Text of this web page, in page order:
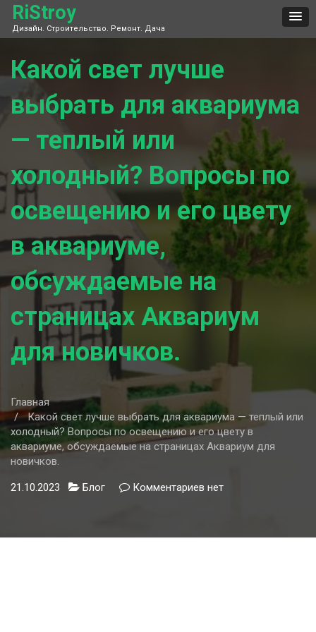
Skip
content
RiStroy
Дизайн. Строительство. Ремонт. Дача
Какой свет лучше
выбрать для аквариума
— теплый или
холодный? Вопросы по
освещению и его цвету
в аквариуме,
обсуждаемые на
страницах Аквариум
для новичков.
Главная
Какой свет лучше выбрать для аквариума — теплый или
холодный? Вопросы по освещению и его цвету в
аквариуме, обсуждаемые на страницах Аквариум для
новичков.
21.10.2023 Блог Комментариев кнет